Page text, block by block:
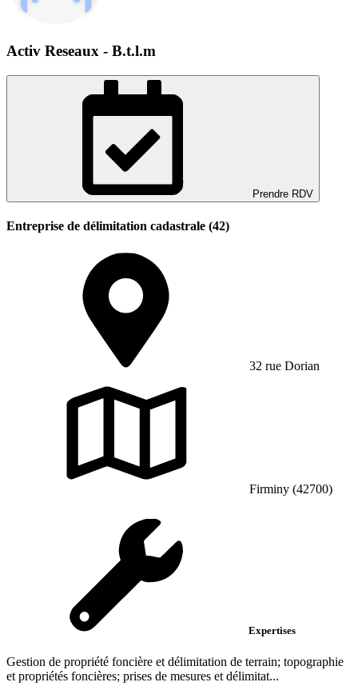
Activ Reseaux - B.t.l.m
Prendre RDV
Entreprise de délimitation cadastrale (42)
32 rue Dorian
Firminy (42700)
Expertises
Gestion de propriété foncière et délimitation de terrain; topographie
et propriétés foncières; prises de mesures et délimitat...